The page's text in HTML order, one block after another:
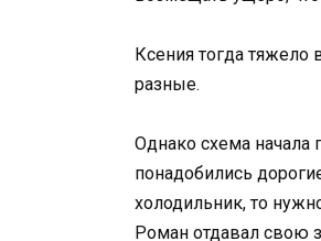
Ксения тогда тяжело
разные.
Однако схема начала
понадобились
холодильник, то
Роман отдавал свою